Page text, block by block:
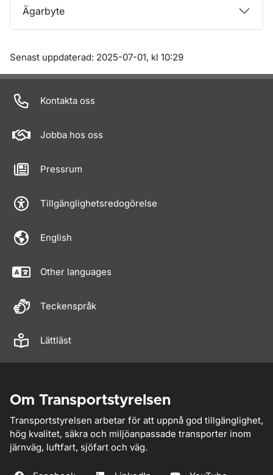
Ägarbyte
Om sidan
Senast uppdaterad: 2025-07-01, kl 10:29
Kontakta oss
Jobba hos oss
Pressrum
Tillgänglighetsredogörelse
English
Other languages
Teckenspråk
Lättläst
Om Transportstyrelsen
Transportstyrelsen arbetar för att uppnå god tillgänglighet,
hög kvalitet, säkra och miljöanpassade transporter inom
järnväg, luftfart, sjöfart och väg.